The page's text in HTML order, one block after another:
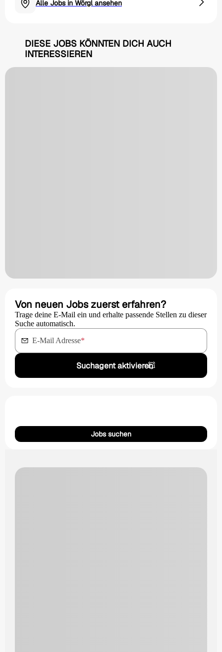
Alle Jobs in Wörgl ansehen
DIESE JOBS KÖNNTEN DICH AUCH
INTERESSIEREN
Von neuen Jobs zuerst erfahren?
Trage deine E-Mail ein und erhalte passende Stellen zu dieser
Suche automatisch.
E-Mail Adresse*
Suchagent aktivieren
Jobs suchen